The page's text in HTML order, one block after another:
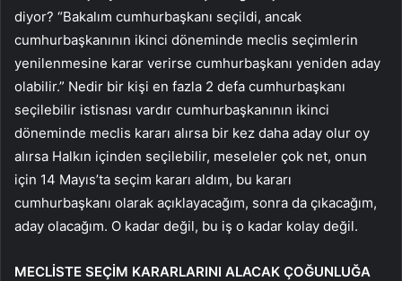
diyor? “Bakalım cumhurbaşkanı seçildi, ancak
cumhurbaşkanının ikinci döneminde meclis seçimlerin
yenilenmesine karar verirse cumhurbaşkanı yeniden aday
olabilir.” Nedir bir kişi en fazla 2 defa cumhurbaşkanı
seçilebilir istisnası vardır cumhurbaşkanının ikinci
döneminde meclis kararı alırsa bir kez daha aday olur oy
alırsa Halkın içinden seçilebilir, meseleler çok net, onun
için 14 Mayıs’ta seçim kararı aldım, bu kararı
cumhurbaşkanı olarak açıklayacağım, sonra da çıkacağım,
aday olacağım. O kadar değil, bu iş o kadar kolay değil.
MECLİSTE SEÇİM KARARLARINI ALACAK ÇOĞUNLUĞA